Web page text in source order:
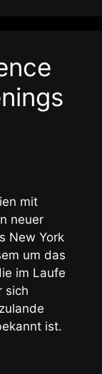
mit
neuer
New York
um das
im Laufe
sich
ist.